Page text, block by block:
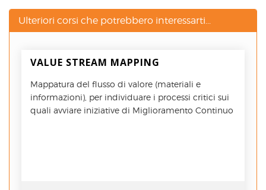
Ulteriori corsi che potrebbero interessarti...
VALUE STREAM MAPPING
Mappatura del flusso di valore (materiali e
informazioni), per individuare i processi critici sui
quali avviare iniziative di Miglioramento Continuo